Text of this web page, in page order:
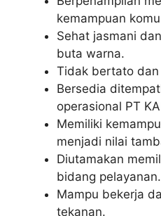
kemampuan
Sehat jasmani
buta warna.
Tidak bertato
Bersedia
operasional PT
Memiliki
menjadi nilai
Diutamakan
bidang pelayanan.
Mampu bekerja
tekanan.